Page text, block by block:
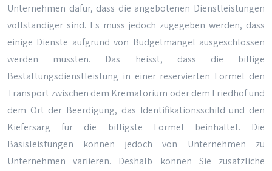
Unternehmen dafür, dass die angebotenen Dienstleistungen
vollständiger sind. Es muss jedoch zugegeben werden, dass
einige Dienste aufgrund von Budgetmangel ausgeschlossen
werden mussten. Das heisst, dass die billige
Bestattungsdienstleistung in einer reservierten Formel den
Transport zwischen dem Krematorium oder dem Friedhof und
dem Ort der Beerdigung, das Identifikationsschild und den
Kiefersarg für die billigste Formel beinhaltet. Die
Basisleistungen können jedoch von Unternehmen zu
Unternehmen variieren. Deshalb können Sie zusätzliche